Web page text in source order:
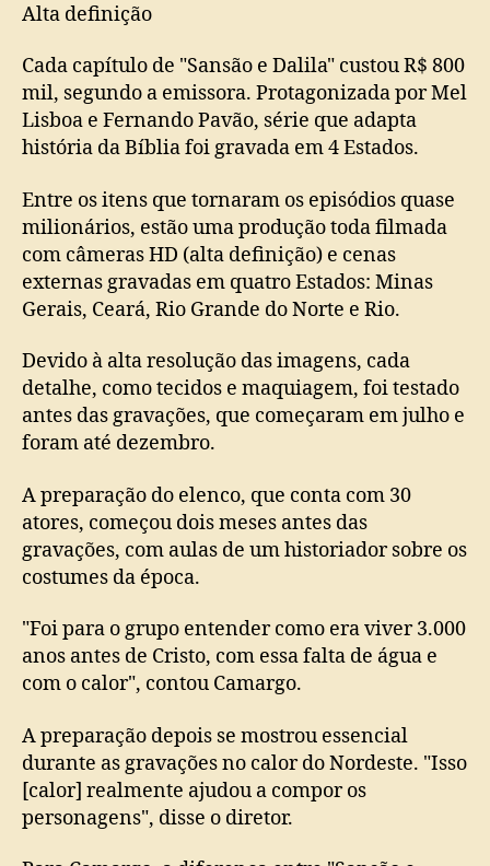
Alta definição
Cada capítulo de "Sansão e Dalila" custou R$ 800
mil, segundo a emissora. Protagonizada por Mel
Lisboa e Fernando Pavão, série que adapta
história da Bíblia foi gravada em 4 Estados.
Entre os itens que tornaram os episódios quase
milionários, estão uma produção toda filmada
com câmeras HD (alta definição) e cenas
externas gravadas em quatro Estados: Minas
Gerais, Ceará, Rio Grande do Norte e Rio.
Devido à alta resolução das imagens, cada
detalhe, como tecidos e maquiagem, foi testado
antes das gravações, que começaram em julho e
foram até dezembro.
A preparação do elenco, que conta com 30
atores, começou dois meses antes das
gravações, com aulas de um historiador sobre os
costumes da época.
"Foi para o grupo entender como era viver 3.000
anos antes de Cristo, com essa falta de água e
com o calor", contou Camargo.
A preparação depois se mostrou essencial
durante as gravações no calor do Nordeste. "Isso
[calor] realmente ajudou a compor os
personagens", disse o diretor.